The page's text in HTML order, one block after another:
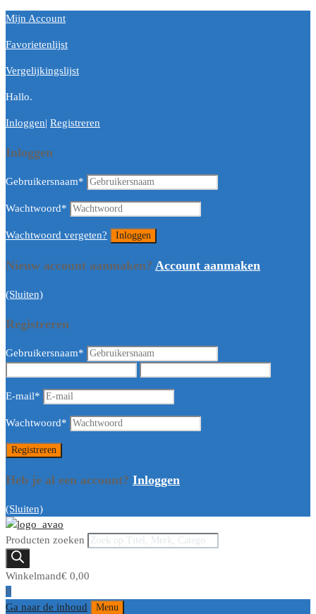
Mijn Account
Favorietenlijst
Vergelijkingslijst
Hallo.
Inloggen| Registreren
Inloggen
Gebruikersnaam*
Wachtwoord*
Wachtwoord vergeten?
Nieuw account aanmaken? Account aanmaken
(Sluiten)
Registreren
Gebruikersnaam*
E-mail*
Wachtwoord*
Heb je al een account? Inloggen
(Sluiten)
Producten zoeken
Winkelmand€ 0,00
0
Ga naar de inhoud
Menu